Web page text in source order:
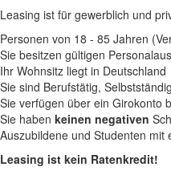
Leasing ist für gewerblich und
Personen von 18 - 85 Jahren
Sie besitzen gültigen
Ihr Wohnsitz liegt in Deutschland
Sie sind Berufstätig,
Sie verfügen über ein Girokonto
Sie haben keinen negativen
Auszubildene und Studenten mit
Leasing ist kein Ratenkredit!